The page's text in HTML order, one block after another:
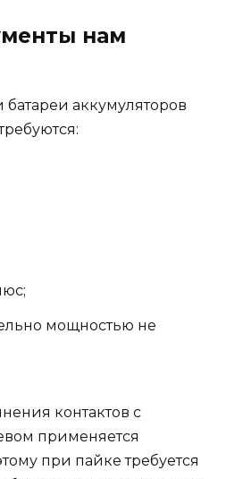
нам
аккумуляторов
мощностью не
контактов с
применяется
при пайке требуется